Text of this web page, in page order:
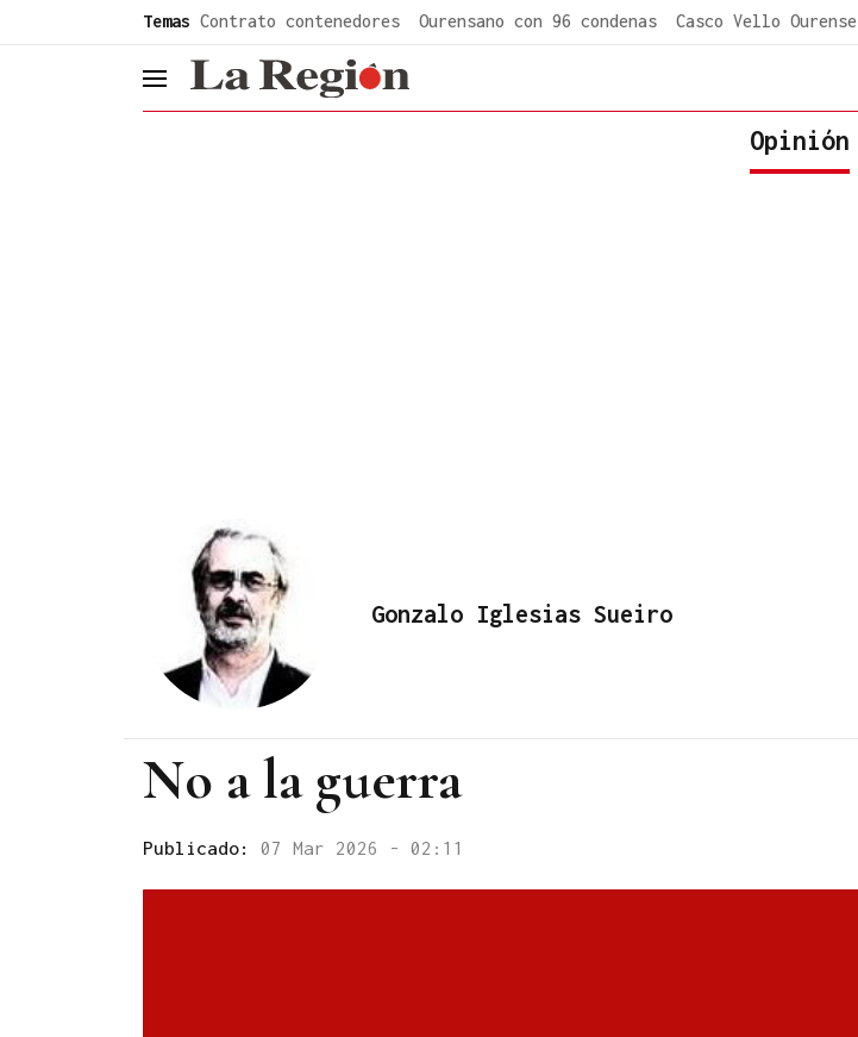
Temas Contrato contenedores Ourensano con 96 condenas Casco Vello Ourense
header.menu.open
Opinión
Gonzalo Iglesias Sueiro
No a la guerra
Publicado: 07 Mar 2026 - 02:11